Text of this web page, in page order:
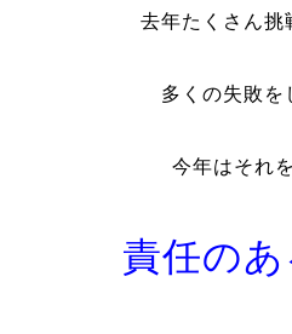
去年たくさん挑
多くの失敗を
今年はそれ
責任の